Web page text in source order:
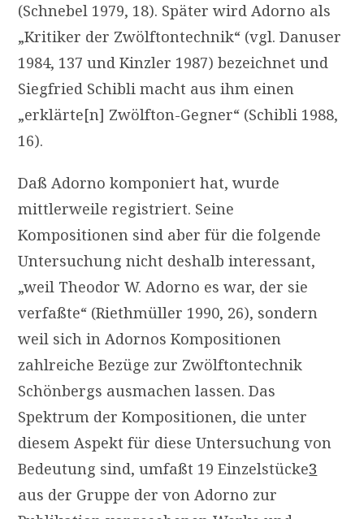
(Schnebel 1979, 18). Später wird Adorno als
„Kritiker der Zwölftontechnik“ (vgl. Danuser
1984, 137 und Kinzler 1987) bezeichnet und
Siegfried Schibli macht aus ihm einen
„erklärte[n] Zwölfton-Gegner“ (Schibli 1988,
16).
Daß Adorno komponiert hat, wurde
mittlerweile registriert. Seine
Kompositionen sind aber für die folgende
Untersuchung nicht deshalb interessant,
„weil Theodor W. Adorno es war, der sie
verfaßte“ (Riethmüller 1990, 26), sondern
weil sich in Adornos Kompositionen
zahlreiche Bezüge zur Zwölftontechnik
Schönbergs ausmachen lassen. Das
Spektrum der Kompositionen, die unter
diesem Aspekt für diese Untersuchung von
Bedeutung sind, umfaßt 19 Einzelstücke3
aus der Gruppe der von Adorno zur